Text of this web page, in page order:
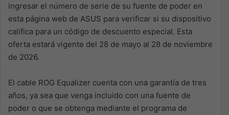
ingresar el número de serie de su fuente de poder en
esta página web de ASUS para verificar si su dispositivo
califica para un código de descuento especial. Esta
oferta estará vigente del 28 de mayo al 28 de noviembre
de 2026.
El cable ROG Equalizer cuenta con una garantía de tres
años, ya sea que venga incluido con una fuente de
poder o que se obtenga mediante el programa de